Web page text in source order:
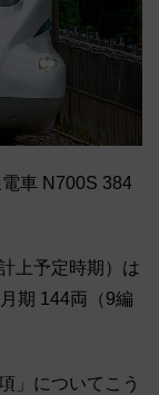
車 N700S 384
上予定時期）は
期 144両（9編
」についてこう